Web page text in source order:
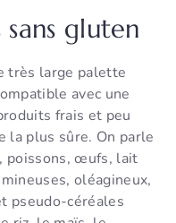
gluten
très large palette
avec une
frais et peu
la plus sûre. On parle
poissons, œufs, lait
oléagineux,
pseudo-céréales